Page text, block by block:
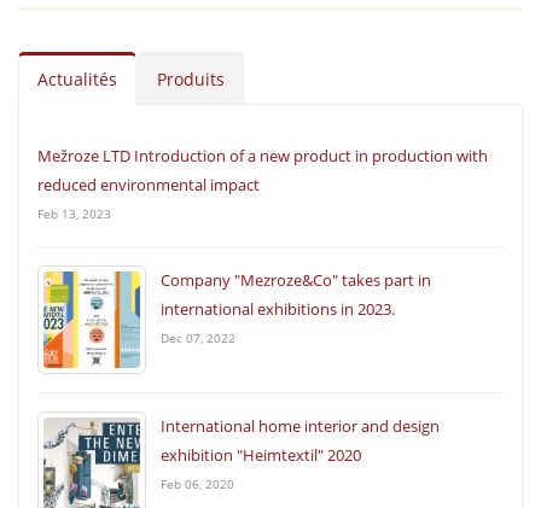
Actualités Produits
Mežroze LTD Introduction of a new product in production with
reduced environmental impact
Feb 13, 2023
Сompany "Mezroze&Co" takes part in
international exhibitions in 2023.
Dec 07, 2022
International home interior and design
exhibition "Heimtextil" 2020
Feb 06, 2020